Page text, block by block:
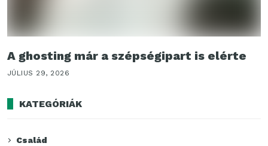
A ghosting már a szépségipart is elérte
JÚLIUS 29, 2026
KATEGÓRIÁK
Család